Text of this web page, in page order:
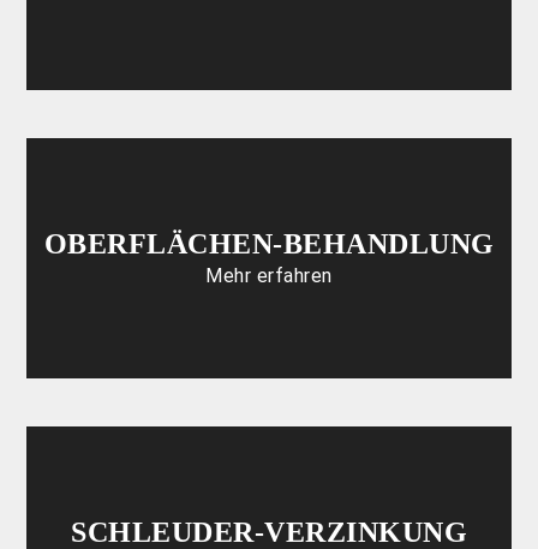
OBERFLÄCHEN-BEHANDLUNG
Mehr erfahren
SCHLEUDER-VERZINKUNG